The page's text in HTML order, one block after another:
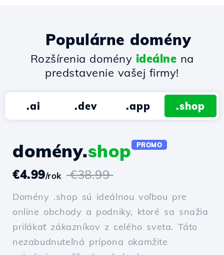
Populárne domény
Rozšírenia domény ideálne na
predstavenie vašej firmy!
.ai .dev .app .shop
domény.shop PROMO
€4.99/rok €38.99
Domény .shop sú ideálnou voľbou pre
online obchody a podniky, ktoré sa snažia
prilákať zákazníkov z celého sveta. Táto
nezabudnuteľná prípona okamžite